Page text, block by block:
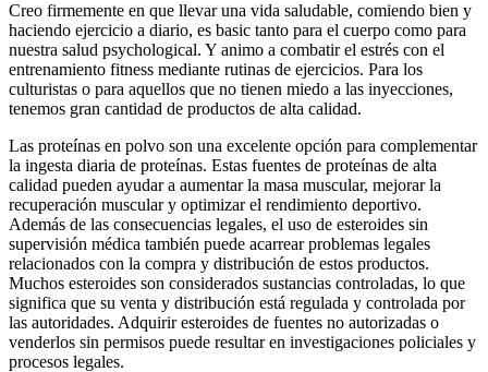
Creo firmemente en que llevar una vida saludable, comiendo bien y
haciendo ejercicio a diario, es basic tanto para el cuerpo como para
nuestra salud psychological. Y animo a combatir el estrés con el
entrenamiento fitness mediante rutinas de ejercicios. Para los
culturistas o para aquellos que no tienen miedo a las inyecciones,
tenemos gran cantidad de productos de alta calidad.
Las proteínas en polvo son una excelente opción para complementar
la ingesta diaria de proteínas. Estas fuentes de proteínas de alta
calidad pueden ayudar a aumentar la masa muscular, mejorar la
recuperación muscular y optimizar el rendimiento deportivo.
Además de las consecuencias legales, el uso de esteroides sin
supervisión médica también puede acarrear problemas legales
relacionados con la compra y distribución de estos productos.
Muchos esteroides son considerados sustancias controladas, lo que
significa que su venta y distribución está regulada y controlada por
las autoridades. Adquirir esteroides de fuentes no autorizadas o
venderlos sin permisos puede resultar en investigaciones policiales y
procesos legales.